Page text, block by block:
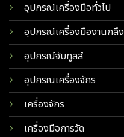
อุปกรณ์เครื่องมือทั่วไป
อุปกรณ์เครื่องมืองานกลึง
อุปกรณ์จับทูลส์
อุปกรณเครื่องจักร
เครื่องจักร
เครื่องมือการวัด